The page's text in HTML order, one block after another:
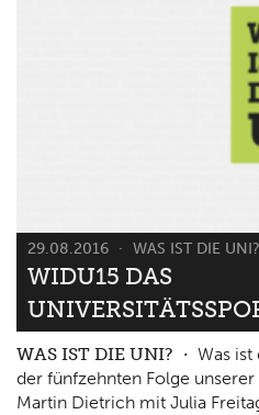
29.08.2016 WAS IST DIE UNI?
WIDU15 DAS
WAS IST DIE UNI?
Was ist
der fünfzehnten Folge
Martin Dietrich mit Julia